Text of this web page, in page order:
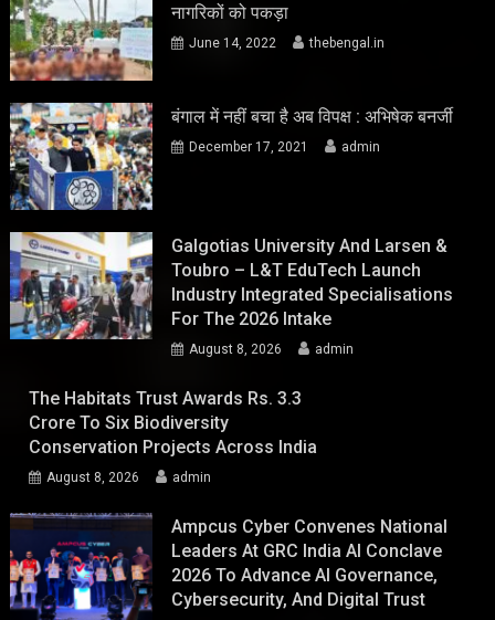
नागरिकों को पकड़ा
June 14, 2022 thebengal.in
बंगाल में नहीं बचा है अब विपक्ष : अभिषेक बनर्जी
December 17, 2021 admin
Galgotias University And Larsen &
Toubro – L&T EduTech Launch
Industry Integrated Specialisations
For The 2026 Intake
August 8, 2026 admin
The Habitats Trust Awards Rs. 3.3
Crore To Six Biodiversity
Conservation Projects Across India
August 8, 2026 admin
Ampcus Cyber Convenes National
Leaders At GRC India AI Conclave
2026 To Advance AI Governance,
Cybersecurity, And Digital Trust